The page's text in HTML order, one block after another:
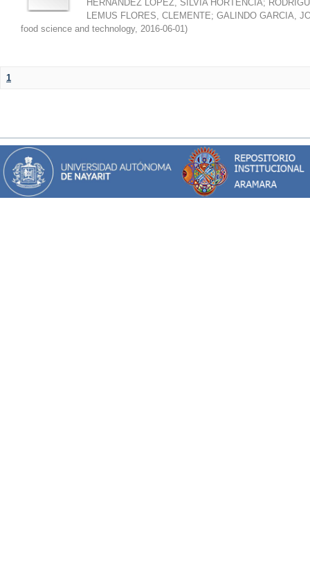
HERNANDEZ LOPEZ, SILVIA HORTENCIA;
LEMUS FLORES, CLEMENTE; GALINDO GARCIA,
food science and technology, 2016-06-01)
1